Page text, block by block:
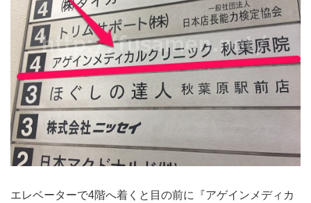
エレベーターで4階へ着くと目の前に『アゲインメディカ